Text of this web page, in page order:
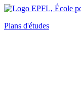
Plans d'études